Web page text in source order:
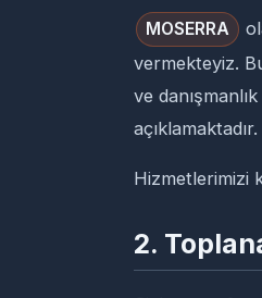
MOSERRA
vermekteyiz.
ve
açıklamaktadır.
Hizmetlerimizi
2.